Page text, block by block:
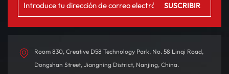
Room 830, Creative D58 Technology Park, No. 58 Linqi Road,
Dongshan Street, Jiangning District, Nanjing, China.